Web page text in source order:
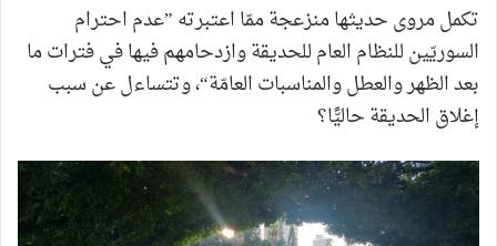
تكمل مروى حديثها منزعجة ممّا اعتبرته ”عدم احترام
السوريّين للنظام العام للحديقة وازدحامهم فيها في فترات ما
بعد الظهر والعطل والمناسبات العامّة“، وتتساءل عن سبب
إغلاق الحديقة حاليًّا؟